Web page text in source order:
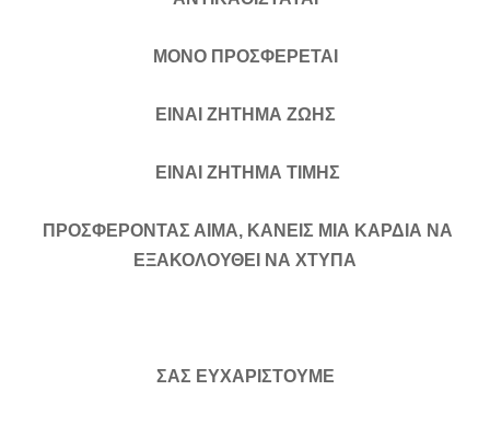
ΜΟΝΟ ΠΡΟΣΦΕΡΕΤΑΙ
ΕΙΝΑΙ ΖΗΤΗΜΑ ΖΩΗΣ
ΕΙΝΑΙ ΖΗΤΗΜΑ ΤΙΜΗΣ
ΠΡΟΣΦΕΡΟΝΤΑΣ ΑΙΜΑ, ΚΑΝΕΙΣ ΜΙΑ ΚΑΡΔΙΑ ΝΑ
ΕΞΑΚΟΛΟΥΘΕΙ ΝΑ ΧΤΥΠΑ
ΣΑΣ ΕΥΧΑΡΙΣΤΟΥΜΕ